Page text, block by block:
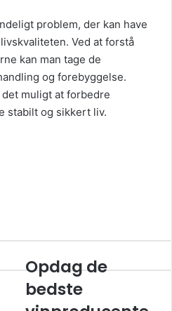
problem, der kan have
Ved at forstå
kan man tage de
og forebyggelse.
muligt at forbedre
stabilt og sikkert liv.
Opdag
bedste
vinproducenter
Opdag de
bedste